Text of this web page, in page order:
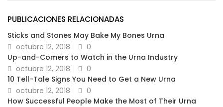
PUBLICACIONES RELACIONADAS
Sticks and Stones May Bake My Bones Urna
octubre 12, 2018
0
Up-and-Comers to Watch in the Urna Industry
octubre 12, 2018
0
10 Tell-Tale Signs You Need to Get a New Urna
octubre 12, 2018
0
How Successful People Make the Most of Their Urna